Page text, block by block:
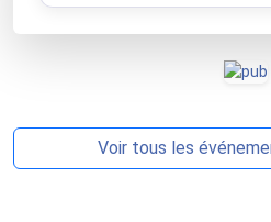
Voir tous les